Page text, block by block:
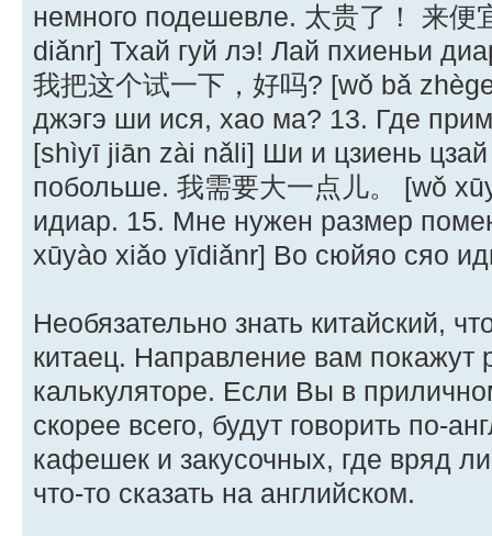
немного подешевле. 太贵了！ 来
diǎnr] Тхай гуй лэ! Лай пхиеньи
我把这个试一下，好吗? [wǒ bǎ
джэгэ ши ися, хао ма? 13. Где
[shìyī jiān zài nǎli] Ши и цзиень
побольше. 我需要大一点儿。 [wǒ
идиар. 15. Мне нужен размер
xūyào xiǎo yīdiǎnr] Во сюйяо сяо
Необязательно знать китайский,
китаец. Направление вам покажут
калькуляторе. Если Вы в
скорее всего, будут говорить по-
кафешек и закусочных, где вряд
что-то сказать на английском.